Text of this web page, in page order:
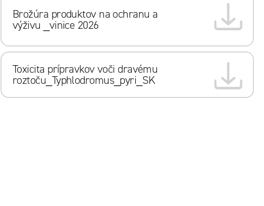
Brožúra produktov na ochranu a
výživu _vinice 2026
Toxicita prípravkov voči dravému
roztoču_Typhlodromus_pyri_SK